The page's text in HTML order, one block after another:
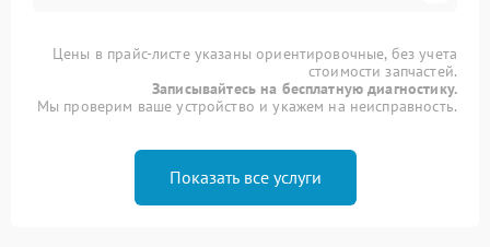
Цены в прайс-листе указаны ориентировочные, без учета
стоимости запчастей.
Записывайтесь на бесплатную диагностику.
Мы проверим ваше устройство и укажем на неисправность.
Показать все услуги